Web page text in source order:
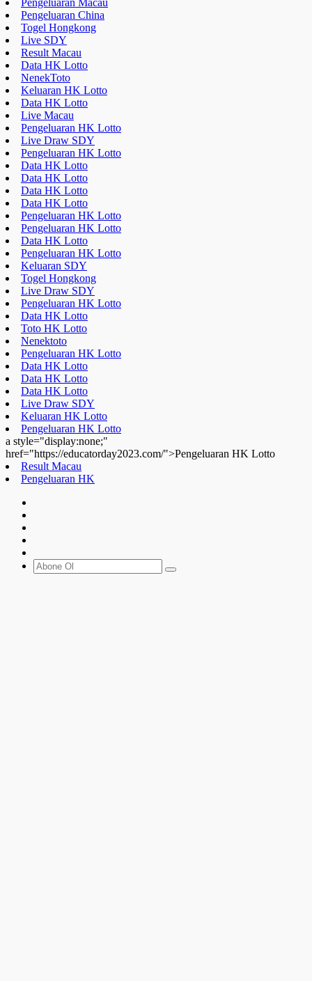
Pengeluaran China
Togel Hongkong
Live SDY
Result Macau
Data HK Lotto
NenekToto
Keluaran HK Lotto
Data HK Lotto
Live Macau
Pengeluaran HK Lotto
Live Draw SDY
Pengeluaran HK Lotto
Data HK Lotto
Data HK Lotto
Data HK Lotto
Data HK Lotto
Pengeluaran HK Lotto
Pengeluaran HK Lotto
Data HK Lotto
Pengeluaran HK Lotto
Keluaran SDY
Togel Hongkong
Live Draw SDY
Pengeluaran HK Lotto
Data HK Lotto
Toto HK Lotto
Nenektoto
Pengeluaran HK Lotto
Data HK Lotto
Data HK Lotto
Data HK Lotto
Live Draw SDY
Keluaran HK Lotto
Pengeluaran HK Lotto
a style="display:none;"
href="https://educatorday2023.com/">Pengeluaran HK Lotto
Result Macau
Pengeluaran HK